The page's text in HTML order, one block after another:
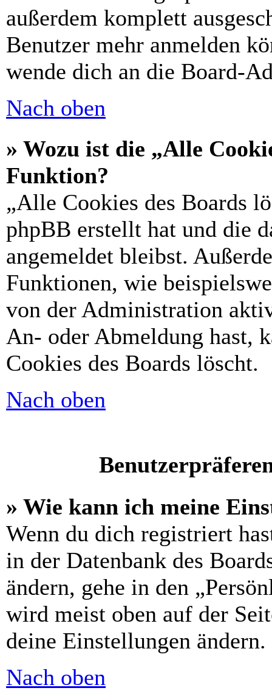
außerdem komplett
Benutzer mehr anmelden
wende dich an die Board-
Nach oben
» Wozu ist die „Alle
Funktion?
„Alle Cookies des Boards
phpBB erstellt hat und die
angemeldet bleibst.
Funktionen, wie
von der Administration
An- oder Abmeldung hast,
Cookies des Boards löscht.
Nach oben
» Wie kann ich meine
Wenn du dich registriert
in der Datenbank des
ändern, gehe in den
wird meist oben auf der
deine Einstellungen ändern.
Nach oben